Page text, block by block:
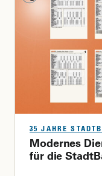
35 JAHRE
Modernes
für die